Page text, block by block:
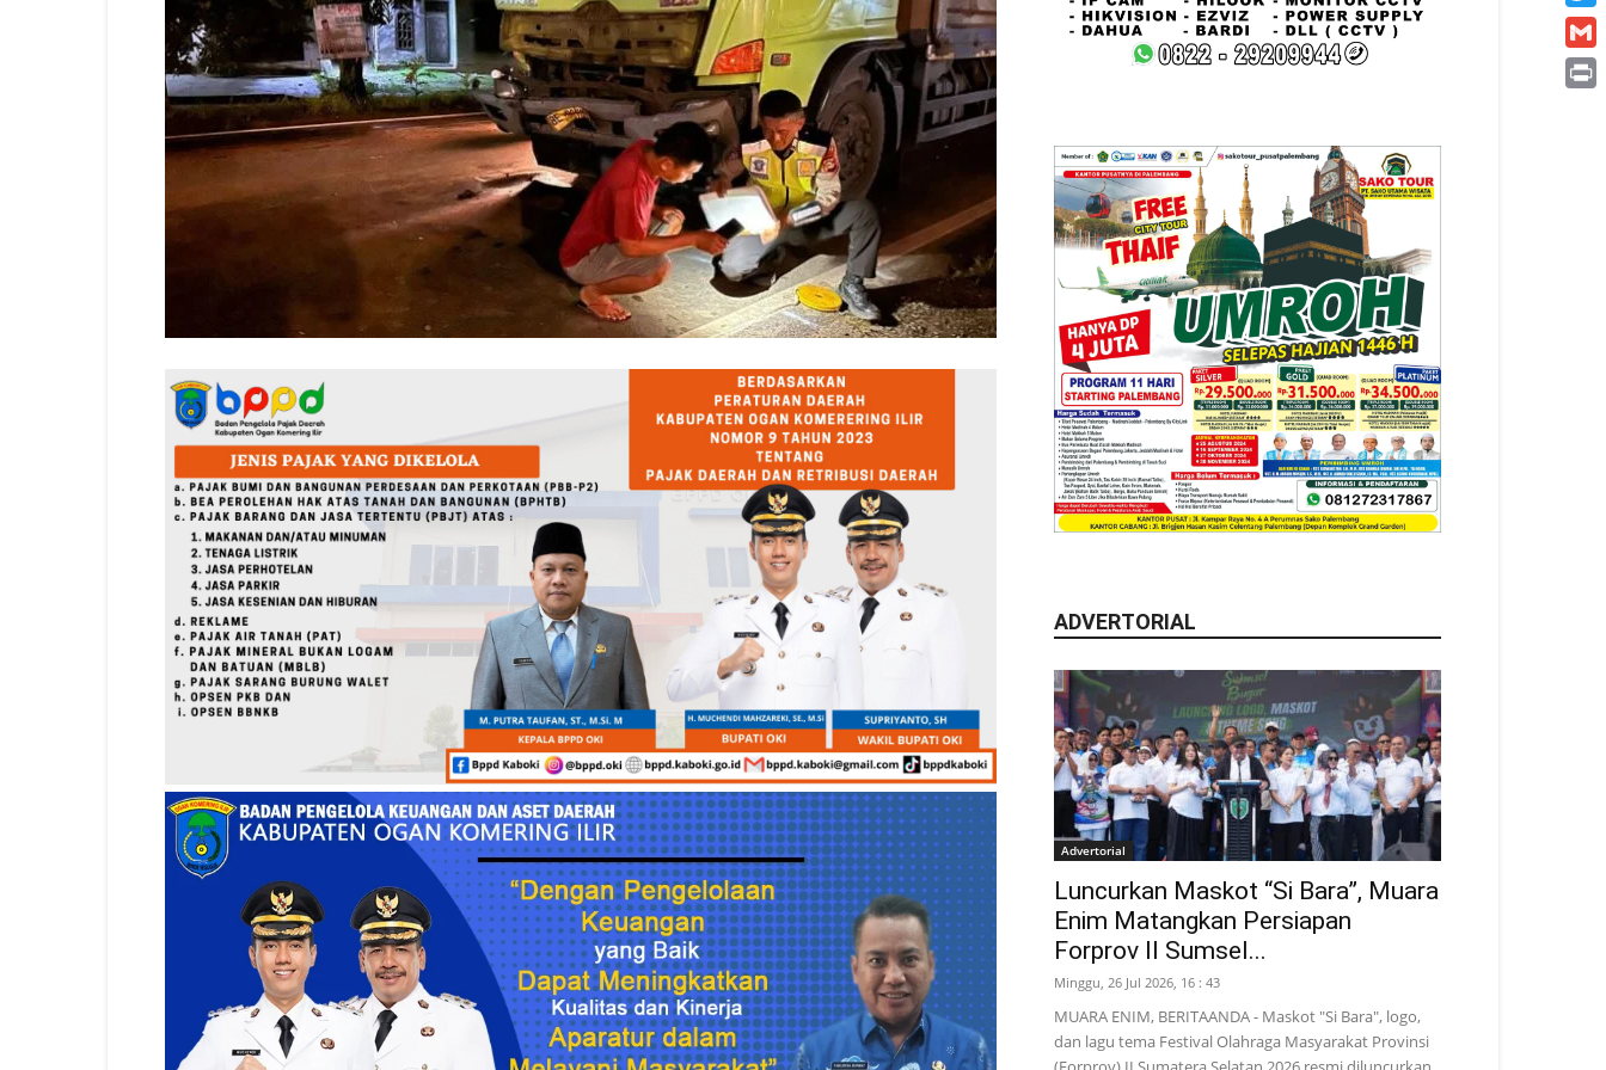
ADVERTORIAL
Advertorial
Luncurkan Maskot “Si Bara”, Muara
Enim Matangkan Persiapan
Forprov II Sumsel...
Minggu, 26 Jul 2026, 16 : 43
MUARA ENIM, BERITAANDA - Maskot "Si Bara", logo,
dan lagu tema Festival Olahraga Masyarakat Provinsi